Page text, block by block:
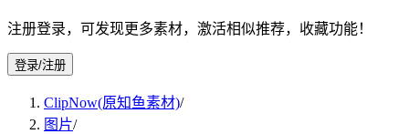
注册登录，可发现更多素材，激活相似推荐，收藏功能！
登录/注册
ClipNow(原知鱼素材)/
图片/